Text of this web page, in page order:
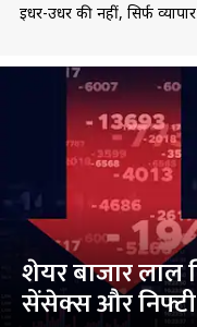
इधर-उधर की नहीं, सिर्फ
शेयर बाजार लाल
सेंसेक्स और